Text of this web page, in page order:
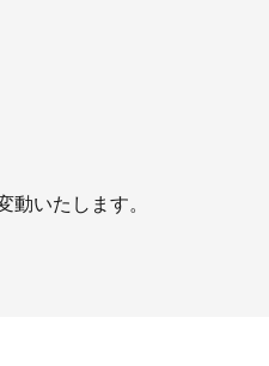
いたします。